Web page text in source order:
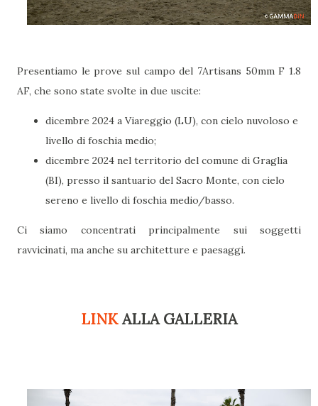
Presentiamo le prove sul campo del 7Artisans 50mm F 1.8
AF, che sono state svolte in due uscite:
dicembre 2024 a Viareggio (LU), con cielo nuvoloso e
livello di foschia medio;
dicembre 2024 nel territorio del comune di Graglia
(BI), presso il santuario del Sacro Monte, con cielo
sereno e livello di foschia medio/basso.
Ci siamo concentrati principalmente sui soggetti
ravvicinati, ma anche su architetture e paesaggi.
LINKALLA GALLERIA